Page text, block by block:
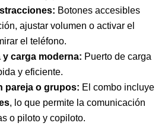
Botones accesibles
ajustar volumen o activar el
el teléfono.
y carga moderna: Puerto de carga
y eficiente.
pareja o grupos: El combo incluye
, lo que permite la comunicación
o piloto y copiloto.